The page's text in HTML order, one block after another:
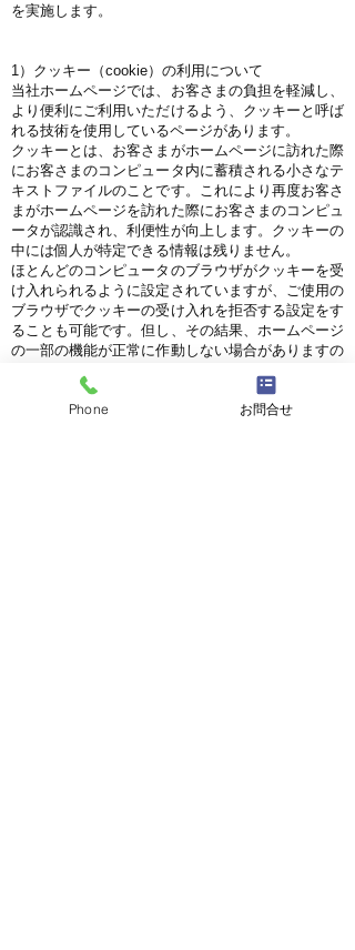
を実施します。
1）クッキー（cookie）の利用について
当社ホームページでは、お客さまの負担を軽減し、
より便利にご利用いただけるよう、クッキーと呼ば
れる技術を使用しているページがあります。
クッキーとは、お客さまがホームページに訪れた際
にお客さまのコンピュータ内に蓄積される小さなテ
キストファイルのことです。これにより再度お客さ
まがホームページを訪れた際にお客さまのコンピュ
ータが認識され、利便性が向上します。クッキーの
中には個人が特定できる情報は残りません。
ほとんどのコンピュータのブラウザがクッキーを受
け入れられるように設定されていますが、ご使用の
ブラウザでクッキーの受け入れを拒否する設定をす
ることも可能です。但し、その結果、ホームページ
の一部の機能が正常に作動しない場合がありますの
Phone お問合せ